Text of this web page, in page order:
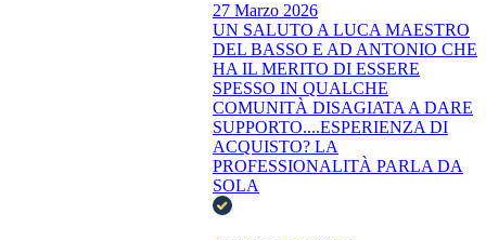
27 Marzo 2026
UN SALUTO A LUCA MAESTRO
DEL BASSO E AD ANTONIO CHE
HA IL MERITO DI ESSERE
SPESSO IN QUALCHE
COMUNITÀ DISAGIATA A DARE
SUPPORTO....ESPERIENZA DI
ACQUISTO? LA
PROFESSIONALITÀ PARLA DA
SOLA